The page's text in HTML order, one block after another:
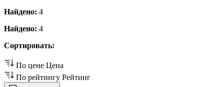
Найдено: 4
Найдено: 4
Сортировать:
По цене Цена
По рейтингу Рейтинг